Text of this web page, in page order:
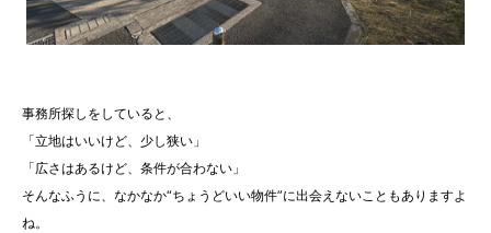
事務所探しをしていると、
「立地はいいけど、少し狭い」
「広さはあるけど、条件が合わない」
そんなふうに、なかなか“ちょうどいい物件”に出会えないこともありますよ
ね。